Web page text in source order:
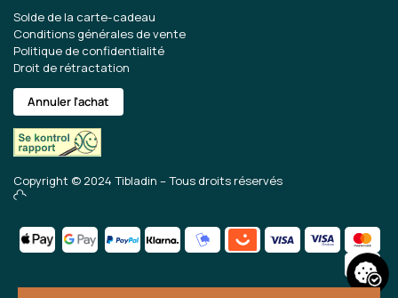
Solde de la carte-cadeau
Conditions générales de vente
Politique de confidentialité
Droit de rétractation
Annuler l'achat
Copyright © 2024 Tibladin – Tous droits réservés
Participez au concours pour une carte
cadeau de 70 EUR.
Recevez les dernières nouvelles sur notre
gamme, nos offres et bien plus encore.